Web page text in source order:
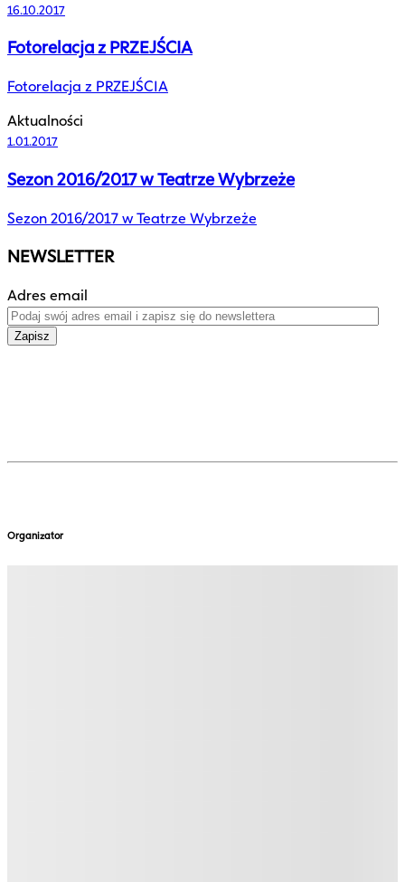
16.10.2017
Fotorelacja z PRZEJŚCIA
Fotorelacja z PRZEJŚCIA
Aktualności
1.01.2017
Sezon 2016/2017 w Teatrze Wybrzeże
Sezon 2016/2017 w Teatrze Wybrzeże
NEWSLETTER
Adres email
Zapisz
Organizator